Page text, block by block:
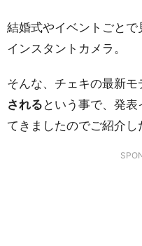
結婚式やイベントごと
インスタントカメラ。
そんな、チェキの最新モ
される という事で、発
てきましたのでご紹介し